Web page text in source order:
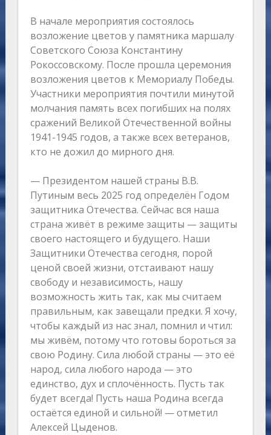
В начале мероприятия состоялось
возложение цветов у памятника маршалу
Советского Союза Константину
Рокоссовскому. После прошла церемония
возложения цветов к Мемориалу Победы.
Участники мероприятия почтили минутой
молчания память всех погибших на полях
сражений Великой Отечественной войны
1941-1945 годов, а также всех ветеранов,
кто не дожил до мирного дня.
— Президентом нашей страны В.В.
Путиным весь 2025 год определён Годом
защитника Отечества. Сейчас вся наша
страна живёт в режиме защиты — защиты
своего настоящего и будущего. Наши
Защитники Отечества сегодня, порой
ценой своей жизни, отстаивают нашу
свободу и независимость, нашу
возможность жить так, как мы считаем
правильным, как завещали предки. Я хочу,
чтобы каждый из нас знал, помнил и чтил:
мы живём, потому что готовы бороться за
свою Родину. Сила любой страны — это её
народ, сила любого народа — это
единство, дух и сплочённость. Пусть так
будет всегда! Пусть наша Родина всегда
остаётся единой и сильной! — отметил
Алексей Цыденов.